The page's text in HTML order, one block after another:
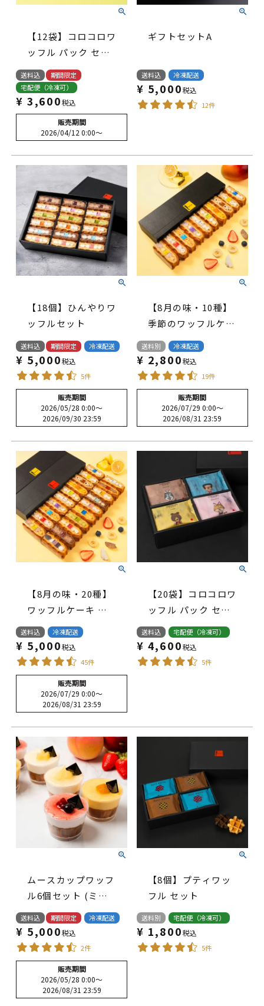
【12袋】コロコロワ
ッフル パック セッ
ト ラズベリーorレ
モン入り
送料込
期間限定
宅配便（冷凍可）
¥ 3,600税込
販売期間
2026/04/12 0:00〜
ギフトセットA
送料込 冷凍配送
¥ 5,000税込
12件
【18個】ひんやりワ
ッフルセット
送料込 期間限定 冷凍配送
¥ 5,000税込
5件
販売期間
2026/05/28 0:00〜
2026/09/30 23:59
【8月の味・10種】
季節のワッフルケー
キ セット(B)
送料別 冷凍配送
¥ 2,800税込
19件
販売期間
2026/07/29 0:00〜
2026/08/31 23:59
【8月の味・20種】
ワッフルケーキ セ
ット(B)
送料込 冷凍配送
¥ 5,000税込
45件
販売期間
2026/07/29 0:00〜
2026/08/31 23:59
【20袋】コロコロワ
ッフル パック セッ
ト
送料込 宅配便（冷凍可）
¥ 4,600税込
5件
ムースカップワッフ
ル6個セット (ミッ
クスベリー・ヨーグ
ルトピーチ・マンゴ
ー)
送料込 期間限定 冷凍配送
¥ 5,000税込
2件
販売期間
2026/05/28 0:00〜
2026/08/31 23:59
【8個】プティワッ
フル セット
送料別 宅配便（冷凍可）
¥ 1,800税込
5件